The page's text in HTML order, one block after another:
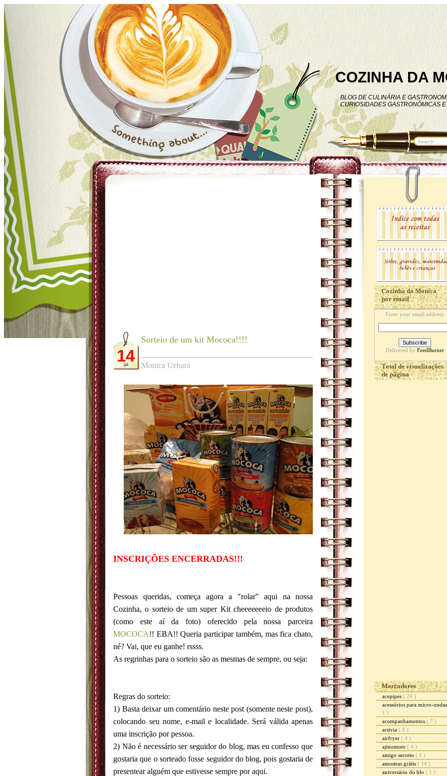
COZINHA DA
BLOG DE CULINÁRIA E
CURIOSIDADES GASTRONÔMICAS
14
jul
Sorteio de um kit Mococa!!!!
Monica Uehara
INSCRIÇÕES ENCERRADAS!!!
Pessoas queridas, começa agora a "rolar" aqui na nossa
Cozinha, o sorteio de um super Kit cheeeeeeeio de produtos
(como este aí da foto) oferecido pela nossa parceira
MOCOCA!! EBA!! Queria participar também, mas fica chato,
né? Vai, que eu ganhe! rssss.
As regrinhas para o sorteio são as mesmas de sempre, ou seja:
Regras do sorteio:
1) Basta deixar um comentário neste post (somente neste post),
colocando seu nome, e-mail e localidade. Será válida apenas
uma inscrição por pessoa.
2) Não é necessário ser seguidor do blog, mas eu confesso que
gostaria que o sorteado fosse seguidor do blog, pois gostaria de
presentear alguém que estivesse sempre por aqui.
Cozinha da Monica
por email
Enter your email address:
Delivered by FeedBurner
Total de visualizações
de página
Marcadores
acepipes ( 24 )
acessórios para micro-
1 )
acompanhamentos ( 7 )
activia ( 8 )
airfryer ( 4 )
ajinomoto ( 4 )
amigo secreto ( 1 )
amostras grátis ( 14 )
aniversário do blo ( 1 )